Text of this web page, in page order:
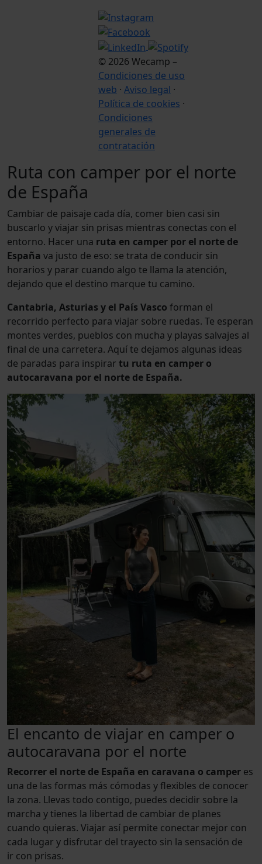
© 2026 Wecamp –
Condiciones de uso
web · Aviso legal ·
Política de cookies ·
Condiciones
generales de
contratación
Ruta con camper por el norte
de España
Cambiar de paisaje cada día, comer bien casi sin
buscarlo y viajar sin prisas mientras conectas con el
entorno. Hacer una ruta en camper por el norte de
España va justo de eso: se trata de conducir sin
horarios y parar cuando algo te llama la atención,
dejando que el destino marque tu camino.
Cantabria, Asturias y el País Vasco forman el
recorrido perfecto para viajar sobre ruedas. Te esperan
montes verdes, pueblos con mucha y playas salvajes al
final de una carretera. Aquí te dejamos algunas ideas
de paradas para inspirar tu ruta en camper o
autocaravana por el norte de España.
El encanto de viajar en camper o
autocaravana por el norte
Recorrer el norte de España en caravana o camper es
una de las formas más cómodas y flexibles de conocer
la zona. Llevas todo contigo, puedes decidir sobre la
marcha y tienes la libertad de cambiar de planes
cuando quieras. Viajar así permite conectar mejor con
cada lugar y disfrutar del trayecto sin la sensación de
ir con prisas.